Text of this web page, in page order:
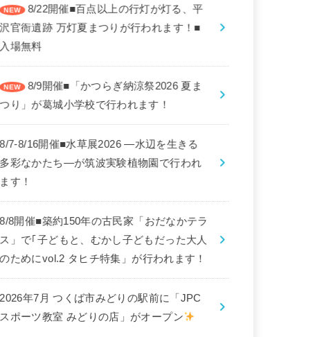
8/22開催■百点以上の行灯が灯る、平
沢官衙遺跡 万灯夏まつりが行われます！■
入場無料
8/9開催■「かつらぎ納涼祭2026 夏ま
つり」が葛城小学校で行われます！
8/7-8/16開催■水草展2026 ―水辺を生きる
多彩なかたち―が筑波実験植物園で行われ
ます！
8/8開催■築約150年の古民家「おだなかテラ
ス」で｢子どもと、むかし子どもだった大人
のためにvol.2 タヒチ特集」が行われます！
2026年7月 つくば市みどりの駅前に「JPC
スポーツ教室 みどりの店」がオープン